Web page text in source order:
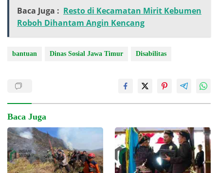
Baca Juga : Resto di Kecamatan Mirit Kebumen
Roboh Dihantam Angin Kencang
bantuan Dinas Sosial Jawa Timur Disabilitas
Baca Juga